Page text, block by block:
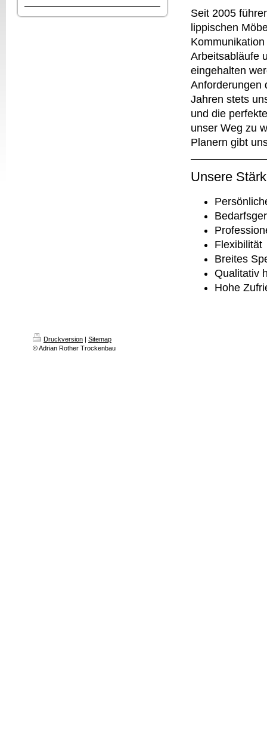
Seit 2005
lippischen
Arbeitsabläufe
eingehalten
Anforderungen
Jahren stets
und die
unser Weg zu
Planern gibt
Unsere
Flexibilität
Breites
Qualitativ
Hohe
Druckversion | Sitemap
© Adrian Rother Trockenbau